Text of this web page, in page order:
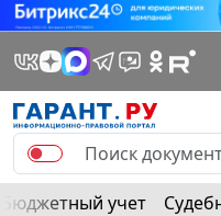
Бюджетный учет